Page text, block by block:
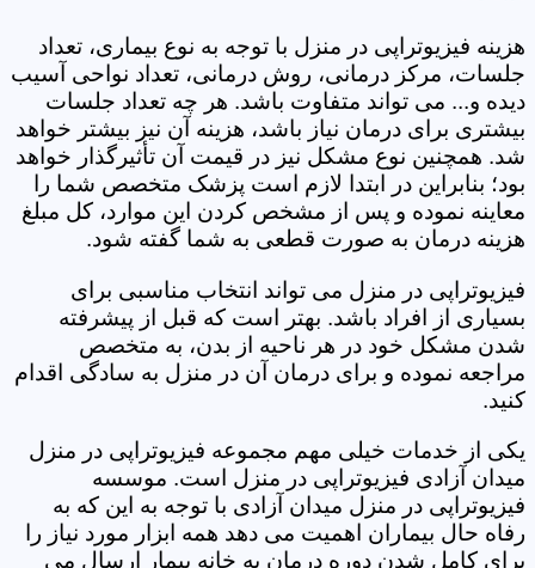
هزینه فیزیوتراپی در منزل با توجه به نوع بیماری، تعداد
جلسات، مرکز درمانی، روش درمانی، تعداد نواحی آسیب
دیده و... می تواند متفاوت باشد. هر چه تعداد جلسات
بیشتری برای درمان نیاز باشد، هزینه آن نیز بیشتر خواهد
شد. همچنین نوع مشکل نیز در قیمت آن تأثیرگذار خواهد
بود؛ بنابراین در ابتدا لازم است پزشک متخصص شما را
معاینه نموده و پس از مشخص کردن این موارد، کل مبلغ
هزینه درمان به صورت قطعی به شما گفته شود.
فیزیوتراپی در منزل می تواند انتخاب مناسبی برای
بسیاری از افراد باشد. بهتر است که قبل از پیشرفته
شدن مشکل خود در هر ناحیه از بدن، به متخصص
مراجعه نموده و برای درمان آن در منزل به سادگی اقدام
کنید.
یکی از خدمات خیلی مهم مجموعه فیزیوتراپی در منزل
میدان آزادی فیزیوتراپی در منزل است. موسسه
فیزیوتراپی در منزل میدان آزادی با توجه به این که به
رفاه حال بیماران اهمیت می دهد همه ابزار مورد نیاز را
برای کامل شدن دوره درمان به خانه بیمار ارسال می